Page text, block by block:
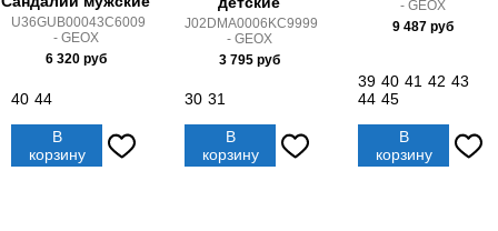
U36GUB00043C6009
- GEOX
6 320руб
40 44
В
корзину
J02DMA0006KC9999
- GEOX
3 795руб
30 31
В
корзину
- GEOX
9 487руб
39 40 41 42 43
44 45
В
корзину